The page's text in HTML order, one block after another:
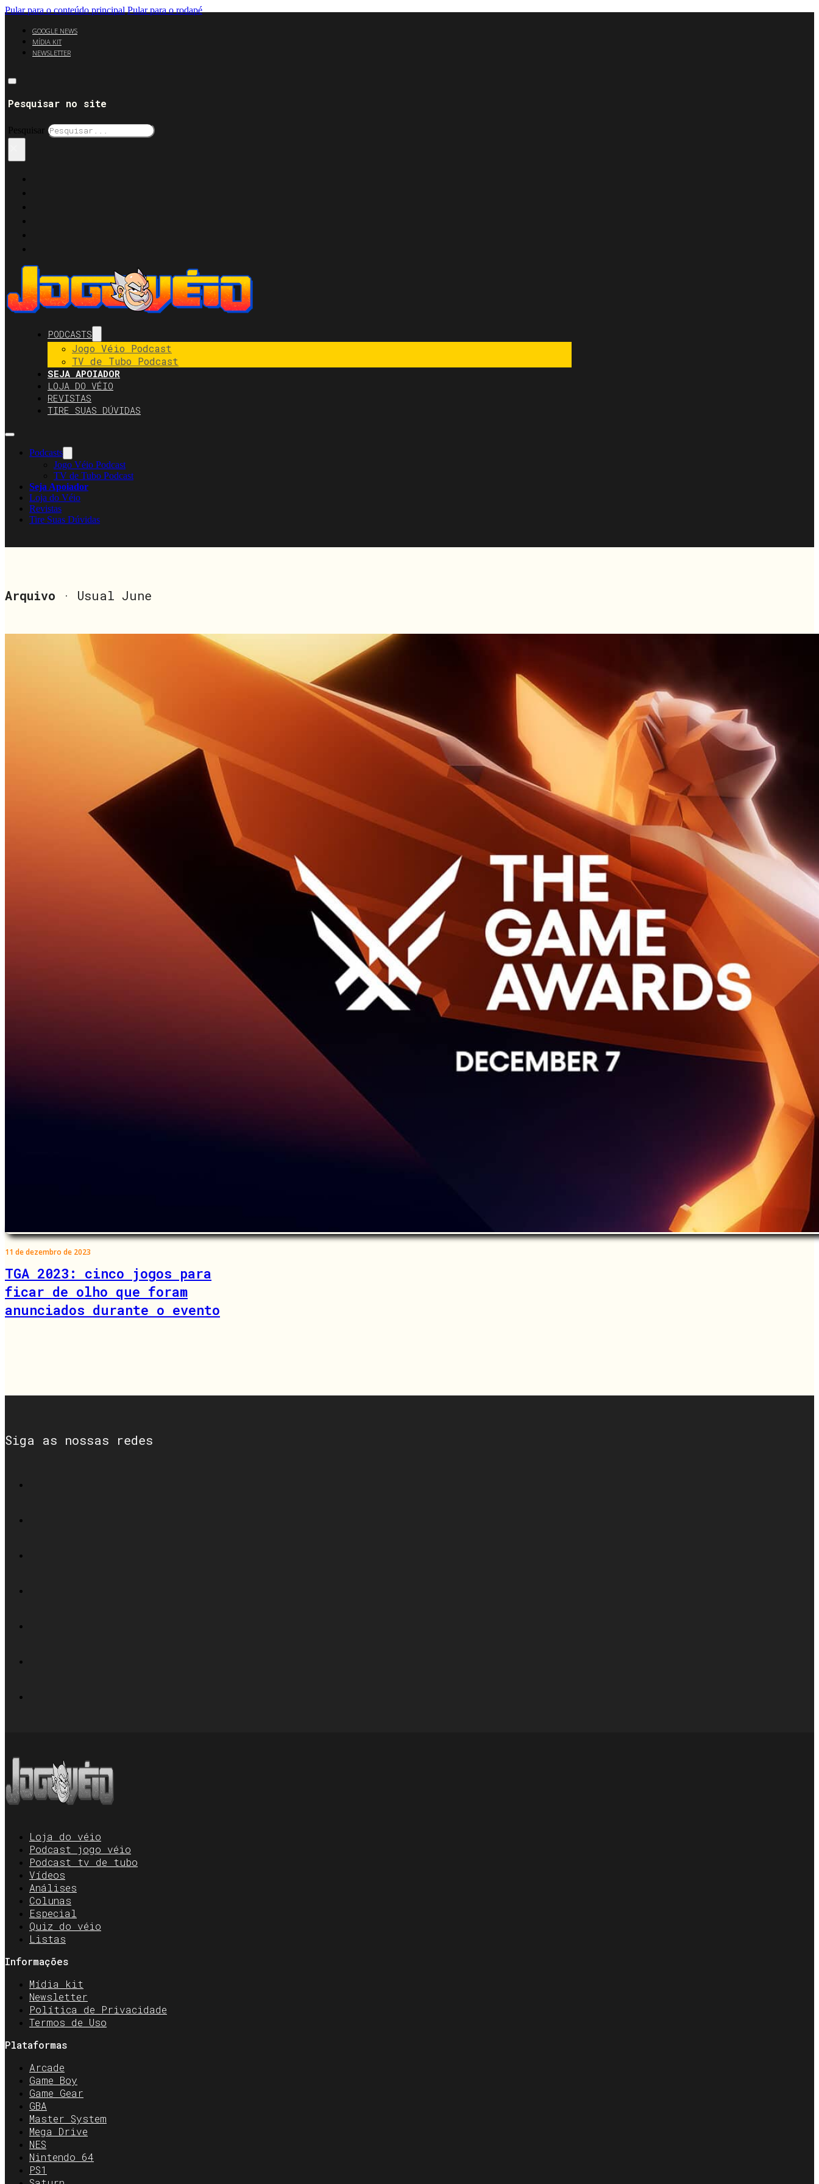
Pular para o conteúdo principal Pular para o rodapé
GOOGLE NEWS
MÍDIA KIT
NEWSLETTER
Pesquisar no site
Pesquisar
PODCASTS
Jogo Véio Podcast
TV de Tubo Podcast
SEJA APOIADOR
LOJA DO VÉIO
REVISTAS
TIRE SUAS DÚVIDAS
Podcasts
Jogo Véio Podcast
TV de Tubo Podcast
Seja Apoiador
Loja do Véio
Revistas
Tire Suas Dúvidas
Arquivo · Usual June
11 de dezembro de 2023
TGA 2023: cinco jogos para
ficar de olho que foram
anunciados durante o evento
Siga as nossas redes
Loja do véio
Podcast jogo véio
Podcast tv de tubo
Vídeos
Análises
Colunas
Especial
Quiz do véio
Listas
Informações
Mídia kit
Newsletter
Política de Privacidade
Termos de Uso
Plataformas
Arcade
Game Boy
Game Gear
GBA
Master System
Mega Drive
NES
Nintendo 64
PS1